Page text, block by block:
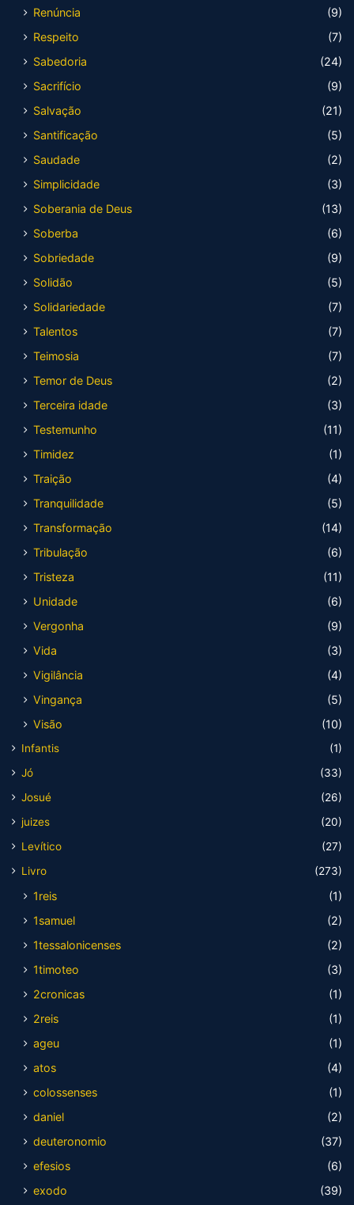
Renúncia
(9)
Respeito
(7)
Sabedoria
(24)
Sacrifício
(9)
Salvação
(21)
Santificação
(5)
Saudade
(2)
Simplicidade
(3)
Soberania de Deus
(13)
Soberba
(6)
Sobriedade
(9)
Solidão
(5)
Solidariedade
(7)
Talentos
(7)
Teimosia
(7)
Temor de Deus
(2)
Terceira idade
(3)
Testemunho
(11)
Timidez
(1)
Traição
(4)
Tranquilidade
(5)
Transformação
(14)
Tribulação
(6)
Tristeza
(11)
Unidade
(6)
Vergonha
(9)
Vida
(3)
Vigilância
(4)
Vingança
(5)
Visão
(10)
Infantis
(1)
Jó
(33)
Josué
(26)
juizes
(20)
Levítico
(27)
Livro
(273)
1reis
(1)
1samuel
(2)
1tessalonicenses
(2)
1timoteo
(3)
2cronicas
(1)
2reis
(1)
ageu
(1)
atos
(4)
colossenses
(1)
daniel
(2)
deuteronomio
(37)
efesios
(6)
exodo
(39)